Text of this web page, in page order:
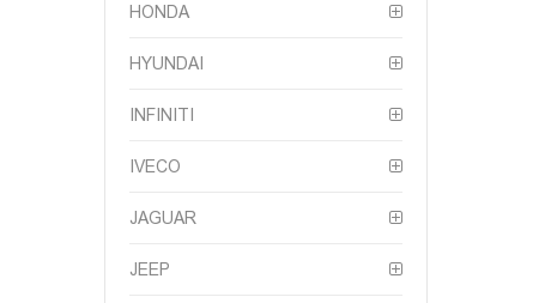
HONDA
HYUNDAI
INFINITI
IVECO
JAGUAR
JEEP